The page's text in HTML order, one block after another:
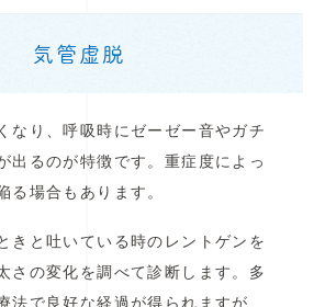
気管虚脱
なり、呼吸時にゼーゼー音やガチ
出るのが特徴です。重症度によっ
る場合もあります。
きと吐いている時のレントゲンを
さの変化を調べて診断します。多
法で良好な経過が得られますが、